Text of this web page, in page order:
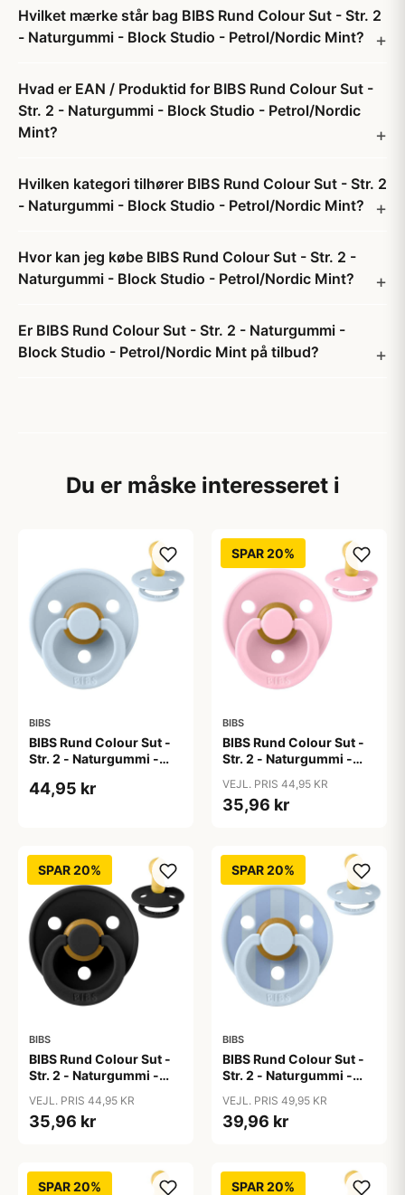
Hvilket mærke står bag BIBS Rund Colour Sut - Str. 2
- Naturgummi - Block Studio - Petrol/Nordic Mint?
Hvad er EAN / Produktid for BIBS Rund Colour Sut -
Str. 2 - Naturgummi - Block Studio - Petrol/Nordic
Mint?
Hvilken kategori tilhører BIBS Rund Colour Sut - Str. 2
- Naturgummi - Block Studio - Petrol/Nordic Mint?
Hvor kan jeg købe BIBS Rund Colour Sut - Str. 2 -
Naturgummi - Block Studio - Petrol/Nordic Mint?
Er BIBS Rund Colour Sut - Str. 2 - Naturgummi -
Block Studio - Petrol/Nordic Mint på tilbud?
Du er måske interesseret i
BIBS
BIBS Rund Colour Sut -
Str. 2 - Naturgummi -
44,95 kr
SPAR 20%
BIBS
BIBS Rund Colour Sut -
Str. 2 - Naturgummi -
VEJL. PRIS 44,95 KR
35,96 kr
SPAR 20%
BIBS
BIBS Rund Colour Sut -
Str. 2 - Naturgummi -
VEJL. PRIS 44,95 KR
35,96 kr
SPAR 20%
BIBS
BIBS Rund Colour Sut -
Str. 2 - Naturgummi -
Blue/Dusty Blue
VEJL. PRIS 49,95 KR
39,96 kr
SPAR 20% SPAR 20%